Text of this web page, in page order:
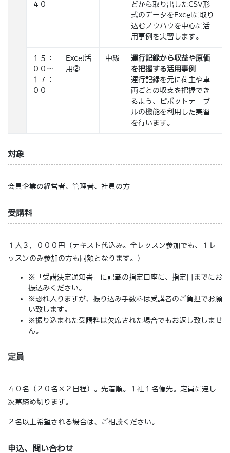
４０
どから取り出したCSV形
式のデータをExcelに取り
込むノウハウを中心に活
用事例を実習します。
１５：
００～
１７：
００
Excel活
用②
中級
運行記録から収益や原価
を把握する活用事例
運行記録を元に荷主や車
両ごとの収支を把握でき
るよう、ピボットテーブ
ルの機能を利用した実習
を行います。
対象
会員企業の経営者、管理者、社員の方
受講料
１人３，０００円（テキスト代込み。全レッスン参加でも、１レ
ッスンのみ参加の方も同額となります。）
※「受講決定通知書」に記載の指定口座に、指定日までにお
振込みください。
※恐れ入りますが、振り込み手数料は受講者のご負担でお願
い致します。
※振り込まれた受講料は欠席された場合でもお返し致しませ
ん。
定員
４０名（２０名×２日程）。先着順。１社１名優先。定員に達し
次第締め切ります。
２名以上希望される場合は、ご相談ください。
申込、問い合わせ